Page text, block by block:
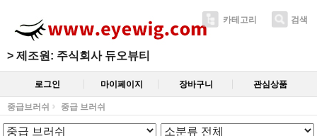
> 제조원: 주식회사 듀오뷰티
카테고리 검색
로그인 마이페이지 장바구니 관심상품
중급브러쉬 중급 브러쉬